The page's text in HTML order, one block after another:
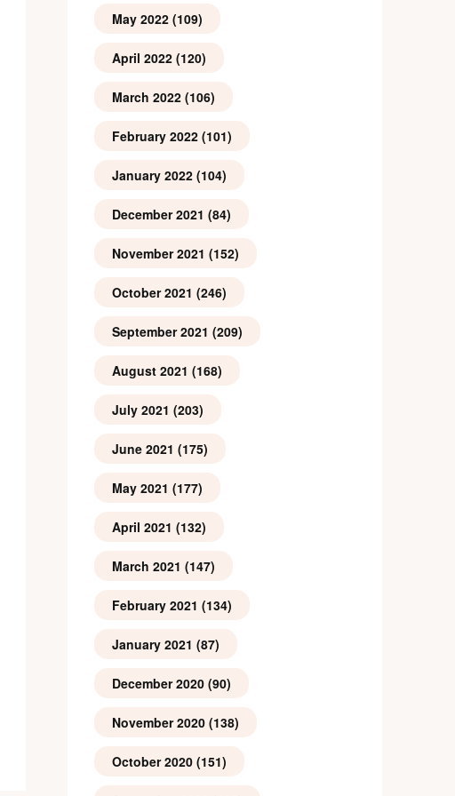
May 2022(109)
April 2022(120)
March 2022(106)
February 2022(101)
January 2022(104)
December 2021 (84)
November 2021 (152)
October 2021 (246)
September 2021 (209)
August 2021 (168)
July 2021 (203)
June 2021 (175)
May 2021 (177)
April 2021 (132)
March 2021 (147)
February 2021 (134)
January 2021 (87)
December 2020(90)
November 2020(138)
October 2020(151)